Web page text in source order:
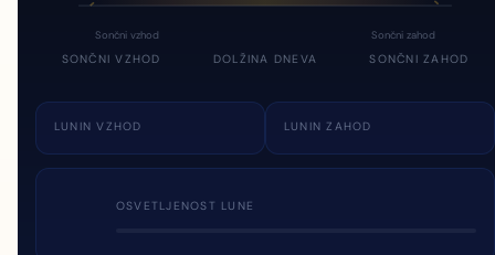
Sončni vzhod Sončni zahod
SONČNI VZHOD DOLŽINA DNEVA SONČNI ZAHOD
LUNIN VZHOD LUNIN ZAHOD
OSVETLJENOST LUNE